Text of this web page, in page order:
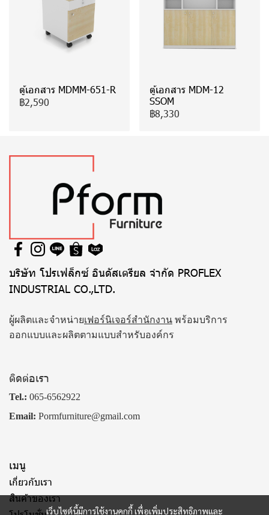
ตู้เอกสาร MDMM-651-R
฿2,590
ตู้เอกสาร MDM-12
SSOM
฿8,330
เว็บไซต์นี้มีการใช้งานคุกกี้ เพื่อเพิ่มประสิทธิภาพและ
บริษัท โปรเฟล็กซ์ อินดัสเตรียล จำกัด PROFLEX
INDUSTRIAL CO.,LTD.
ผู้ผลิตและจำหน่ายเฟอร์นิเจอร์สำนักงาน พร้อมบริการ
ออกแบบและผลิตตามแบบสำหรับองค์กร
ติดต่อเรา
Tel.: 065-6562922
Email: Pormfurniture@gmail.com
เมนู
เกี่ยวกับเรา
สินค้าของเรา